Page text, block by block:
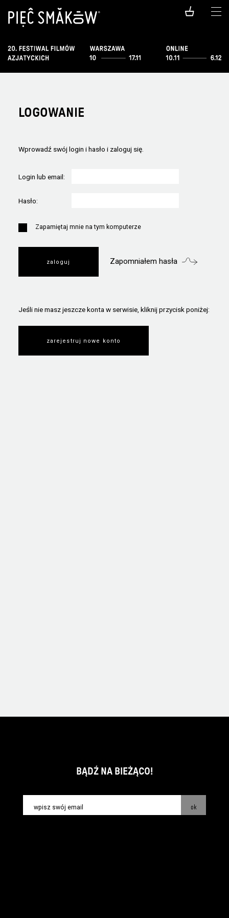
LOGOWANIE
Wprowadź swój login i hasło i zaloguj się.
Login lub email:
Hasło:
Zapamiętaj mnie na tym komputerze
Zapomniałem hasła
Jeśli nie masz jeszcze konta w serwisie, kliknij przycisk poniżej:
zarejestruj nowe konto
BĄDŹ NA BIEŻĄCO!
ok